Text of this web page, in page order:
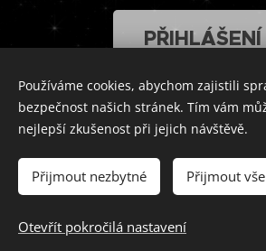
PŘIHLÁŠENÍ
Poskytovatel: Josef Pajer, DiS.
Sázavou, 584 01 | IČ: 07464185
rejstříku. Neplátce
Josef Pajer, marketing a sociální
Cookies
Používáme cookies, abychom zajistili
bezpečnost našich stránek. Tím vám
nejlepší zkušenost při jejich návštěvě.
Přijmout nezbytné Přijmout vše
Otevřít pokročilá nastavení